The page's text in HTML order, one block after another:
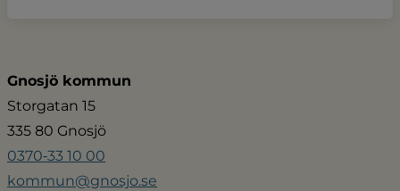
Gnosjö kommun
Storgatan 15
335 80 Gnosjö
0370‑33 10 00
kommun@gnosjo.se